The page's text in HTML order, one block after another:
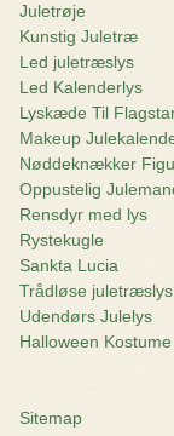
Juletrøje
Kunstig Juletræ
Led juletræslys
Led Kalenderlys
Lyskæde Til
Makeup
Nøddeknækker
Oppustelig
Rensdyr med lys
Rystekugle
Sankta Lucia
Trådløse juletræslys
Udendørs Julelys
Halloween Kostume
Sitemap